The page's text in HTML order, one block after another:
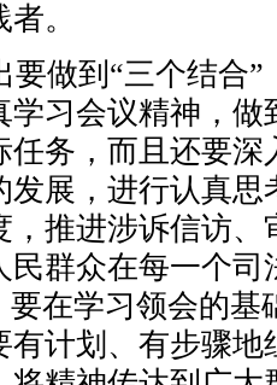
。
要做到“三个结合
学习会议精神，
任务，而且还要
发展，进行认真
，推进涉诉信访
民群众在每一个
要在学习领会的基
有计划、有步骤